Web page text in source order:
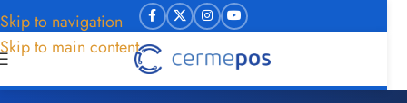
Skip to navigation
Skip to main content